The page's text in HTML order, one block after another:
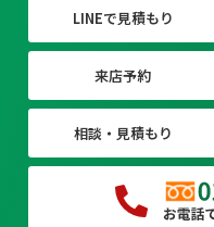
LINEで見積もり
来店予約
相談・見積もり